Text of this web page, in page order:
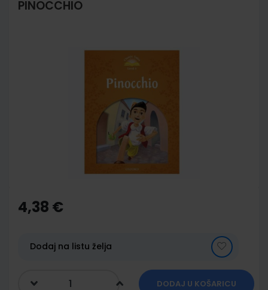
PINOCCHIO
the
beginning
gallery
4,38 €
Dodaj na listu želja
DODAJ U KOŠARICU